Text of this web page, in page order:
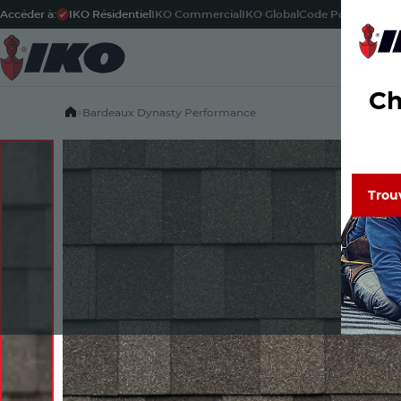
Accéder à: IKO RésidentielIKO CommercialIKO GlobalCode Postal
Bardeaux Dynasty Performance
de
Lisez